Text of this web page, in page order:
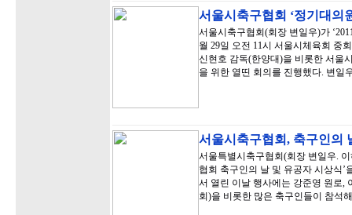
서울시축구협회 ‘정기대의
서울시축구협회(회장 변일우)가
월 29일 오전 11시 서울시체육회 중
신현호 감독(한양대)을 비롯한 서울
을 위한 열띤 회의를 진행했다. 변일
서울시축구협회, 축구인의
서울특별시축구협회(회장 변일우.
협회 축구인의 날 및 유공자 시상식’
서 열린 이날 행사에는 강준영 원로,
회)을 비롯한 많은 축구인들이 참석